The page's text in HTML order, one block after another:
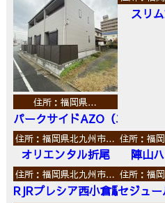
住所：福岡県…
パークサイドAZO（エーゼッ
スリ
住所：福岡県北九州市…
オリエンタル折尾
住所：福
陣山
住所：福岡県北九州市…
RJRプレシア西小倉駅前
住所：福
セジュー